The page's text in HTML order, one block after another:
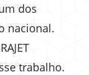
dos
nacional.
trabalho.